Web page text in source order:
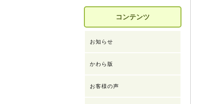
コンテンツ
お知らせ
かわら版
お客様の声